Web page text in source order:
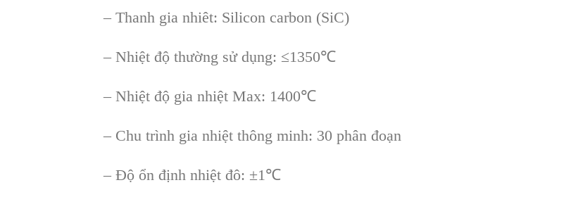
– Thanh gia nhiêt: Silicon carbon (SiC)
– Nhiệt độ thường sử dụng: ≤1350℃
– Nhiệt độ gia nhiệt Max: 1400℃
– Chu trình gia nhiệt thông minh: 30 phân đoạn
– Độ ổn định nhiệt đô: ±1℃